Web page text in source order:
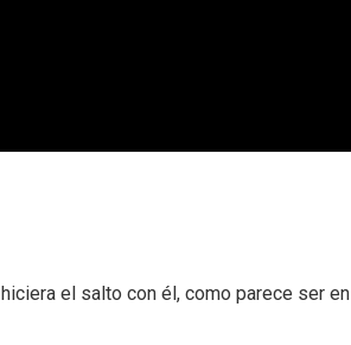
el salto con él, como parece ser en